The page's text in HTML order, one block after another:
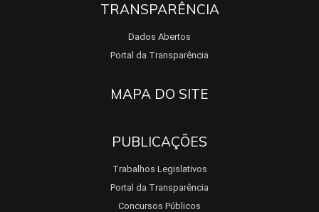
TRANSPARÊNCIA
Dados Abertos
Portal da Transparência
MAPA DO SITE
PUBLICAÇÕES
Trabalhos Legislativos
Portal da Transparência
Concursos Públicos